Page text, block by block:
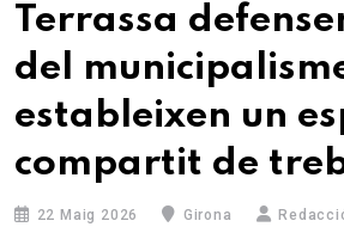
Terrassa
del
estableixen un
compartit de
22 Maig 2026 Girona